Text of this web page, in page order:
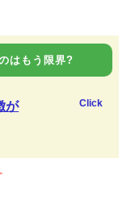
はもう限界?
が
Click